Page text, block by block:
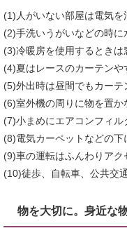
(1)人がいない部屋は電気を
(2)手洗いうがいなどの時
(3)冷暖房を使用するときは
(4)夏はレースのカーテン
(5)外出時は昼間でもカーテ
(6)室外機の周りに物を置か
(7)小まめにエアコンフィル
(8)電気カーペットなどの下
(9)車の運転はふんわりア
(10)徒歩、自転車、公共交
物を大切に。身近な